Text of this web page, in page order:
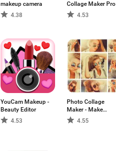
makeup camera
4.38
Collage Maker Pro
4.53
YouCam Makeup -
Beauty Editor
4.53
Photo Collage
Maker - Make
Collages & Edit
Photos
4.55